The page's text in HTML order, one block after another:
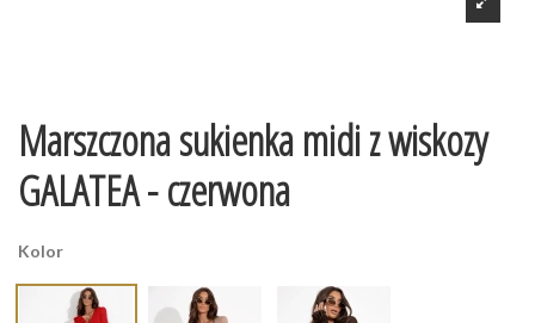
Marszczona sukienka midi z wiskozy
GALATEA - czerwona
Kolor